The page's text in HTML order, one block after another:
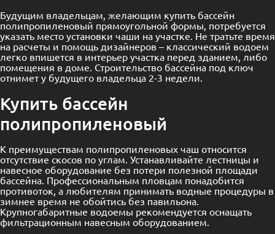
Будущим владельцам, желающим купить бассейн
полипропиленовый прямоугольной формы, потребуется
указать место установки чаши на участке. Не тратьте время
на расчеты и помощь дизайнеров – классический водоем
легко впишется в интерьер участка перед зданием, либо
помещения в доме. Строительство бассейна под ключ
отнимет у будущего владельца 2-3 недели.
Купить бассейн
полипропиленовый
К преимуществам полипропиленовых чаш относится
отсутствие скосов по углам. Устанавливайте лестницы и
навесное оборудование без потери полезной площади
бассейна. Профессиональным пловцам понадобится
противоток, а любителям принимать водные процедуры в
зимнее время не обойтись без павильона.
Крупногабаритные водоемы рекомендуется оснащать
фильтрационным навесным оборудованием.